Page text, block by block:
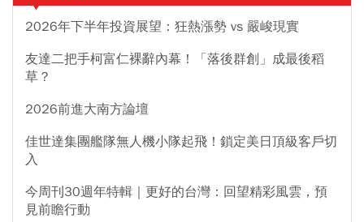
2026年下半年投資展望：狂熱漲勢 vs 嚴峻現實
友達二把手柯富仁裸辭內幕！「落後群創」成最後稻
草？
2026前進大南方論壇
佳世達集團艦隊無人機小隊起飛！鎖定美日頂級客戶切
入
今周刊30週年特輯｜更好的台灣：回望精彩風雲，預
見前瞻行動